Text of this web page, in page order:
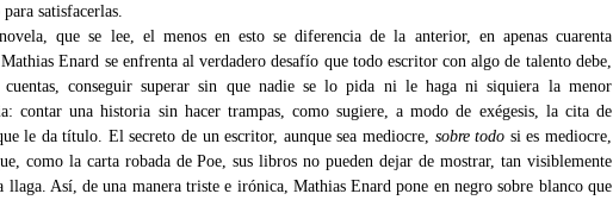
satisfacerlas.
que se lee, el menos en esto se diferencia de la anterior, en apenas cuarenta
Enard se enfrenta al verdadero desafío que todo escritor con algo de talento debe,
conseguir superar sin que nadie se lo pida ni le haga ni siquiera la menor
contar una historia sin hacer trampas, como sugiere, a modo de exégesis, la cita de
le da título. El secreto de un escritor, aunque sea mediocre, sobre todo si es mediocre,
como la carta robada de Poe, sus libros no pueden dejar de mostrar, tan visiblemente
llaga. Así, de una manera triste e irónica, Mathias Enard pone en negro sobre blanco que